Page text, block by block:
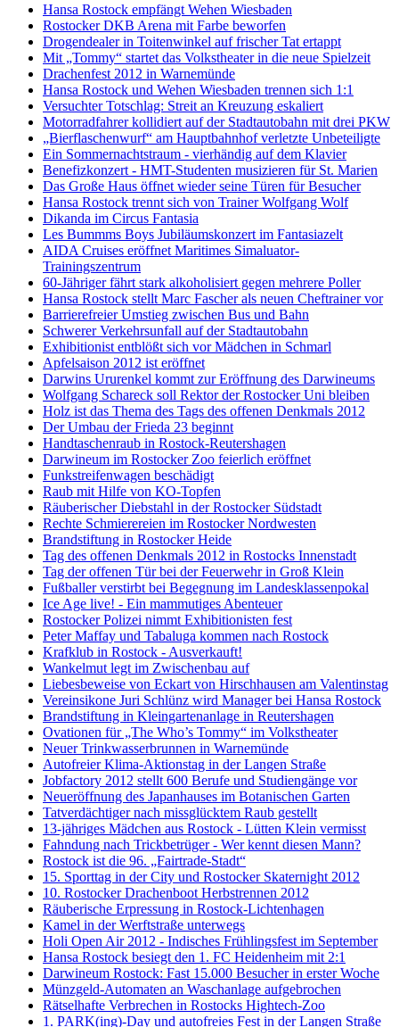
Hansa Rostock empfängt Wehen Wiesbaden
Rostocker DKB Arena mit Farbe beworfen
Drogendealer in Toitenwinkel auf frischer Tat ertappt
Mit „Tommy“ startet das Volkstheater in die neue Spielzeit
Drachenfest 2012 in Warnemünde
Hansa Rostock und Wehen Wiesbaden trennen sich 1:1
Versuchter Totschlag: Streit an Kreuzung eskaliert
Motorradfahrer kollidiert auf der Stadtautobahn mit drei PKW
„Bierflaschenwurf“ am Hauptbahnhof verletzte Unbeteiligte
Ein Sommernachtstraum - vierhändig auf dem Klavier
Benefizkonzert - HMT-Studenten musizieren für St. Marien
Das Große Haus öffnet wieder seine Türen für Besucher
Hansa Rostock trennt sich von Trainer Wolfgang Wolf
Dikanda im Circus Fantasia
Les Bummms Boys Jubiläumskonzert im Fantasiazelt
AIDA Cruises eröffnet Maritimes Simaluator-
Trainingszentrum
60-Jähriger fährt stark alkoholisiert gegen mehrere Poller
Hansa Rostock stellt Marc Fascher als neuen Cheftrainer vor
Barrierefreier Umstieg zwischen Bus und Bahn
Schwerer Verkehrsunfall auf der Stadtautobahn
Exhibitionist entblößt sich vor Mädchen in Schmarl
Apfelsaison 2012 ist eröffnet
Darwins Ururenkel kommt zur Eröffnung des Darwineums
Wolfgang Schareck soll Rektor der Rostocker Uni bleiben
Holz ist das Thema des Tags des offenen Denkmals 2012
Der Umbau der Frieda 23 beginnt
Handtaschenraub in Rostock-Reutershagen
Darwineum im Rostocker Zoo feierlich eröffnet
Funkstreifenwagen beschädigt
Raub mit Hilfe von KO-Topfen
Räuberischer Diebstahl in der Rostocker Südstadt
Rechte Schmierereien im Rostocker Nordwesten
Brandstiftung in Rostocker Heide
Tag des offenen Denkmals 2012 in Rostocks Innenstadt
Tag der offenen Tür bei der Feuerwehr in Groß Klein
Fußballer verstirbt bei Begegnung im Landesklassenpokal
Ice Age live! - Ein mammutiges Abenteuer
Rostocker Polizei nimmt Exhibitionisten fest
Peter Maffay und Tabaluga kommen nach Rostock
Krafklub in Rostock - Ausverkauft!
Wankelmut legt im Zwischenbau auf
Liebesbeweise von Eckart von Hirschhausen am Valentinstag
Vereinsikone Juri Schlünz wird Manager bei Hansa Rostock
Brandstiftung in Kleingartenanlage in Reutershagen
Ovationen für „The Who’s Tommy“ im Volkstheater
Neuer Trinkwasserbrunnen in Warnemünde
Autofreier Klima-Aktionstag in der Langen Straße
Jobfactory 2012 stellt 600 Berufe und Studiengänge vor
Neueröffnung des Japanhauses im Botanischen Garten
Tatverdächtiger nach missglücktem Raub gestellt
13-jähriges Mädchen aus Rostock - Lütten Klein vermisst
Fahndung nach Trickbetrüger - Wer kennt diesen Mann?
Rostock ist die 96. „Fairtrade-Stadt“
15. Sporttag in der City und Rostocker Skaternight 2012
10. Rostocker Drachenboot Herbstrennen 2012
Räuberische Erpressung in Rostock-Lichtenhagen
Kamel in der Werftstraße unterwegs
Holi Open Air 2012 - Indisches Frühlingsfest im September
Hansa Rostock besiegt den 1. FC Heidenheim mit 2:1
Darwineum Rostock: Fast 15.000 Besucher in erster Woche
Münzgeld-Automaten an Waschanlage aufgebrochen
Rätselhafte Verbrechen in Rostocks Hightech‐Zoo
1. PARK(ing)-Day und autofreies Fest in der Langen Straße